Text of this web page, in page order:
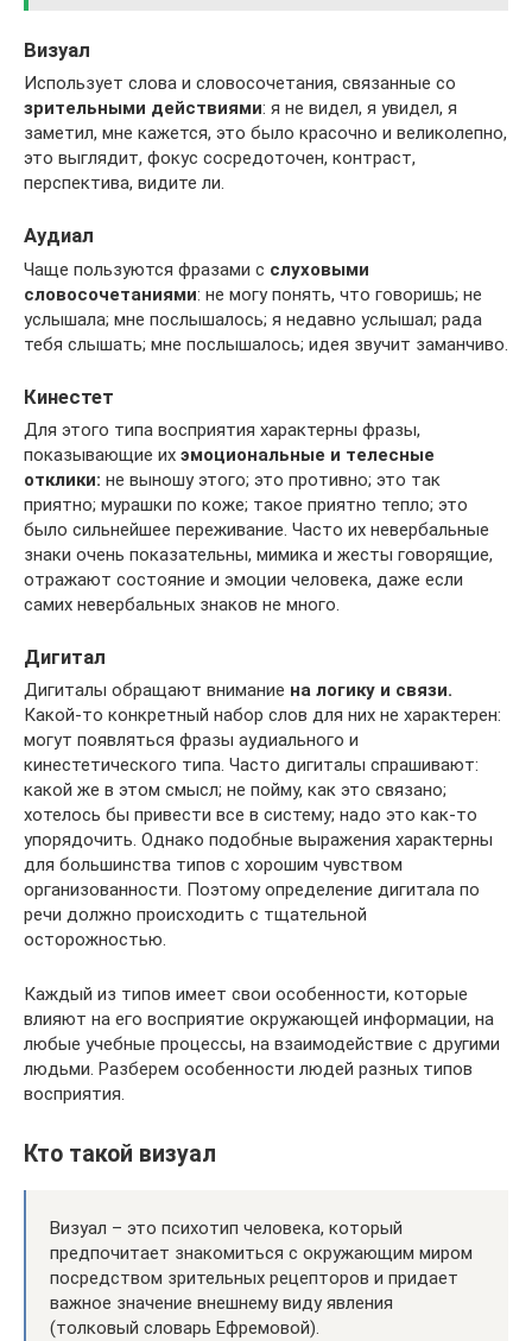
Визуал
Использует слова и словосочетания, связанные со
зрительными действиями: я не видел, я увидел, я
заметил, мне кажется, это было красочно и великолепно,
это выглядит, фокус сосредоточен, контраст,
перспектива, видите ли.
Аудиал
Чаще пользуются фразами с слуховыми
словосочетаниями: не могу понять, что говоришь; не
услышала; мне послышалось; я недавно услышал; рада
тебя слышать; мне послышалось; идея звучит заманчиво.
Кинестет
Для этого типа восприятия характерны фразы,
показывающие их эмоциональные и телесные
отклики: не выношу этого; это противно; это так
приятно; мурашки по коже; такое приятно тепло; это
было сильнейшее переживание. Часто их невербальные
знаки очень показательны, мимика и жесты говорящие,
отражают состояние и эмоции человека, даже если
самих невербальных знаков не много.
Дигитал
Дигиталы обращают внимание на логику и связи.
Какой-то конкретный набор слов для них не характерен:
могут появляться фразы аудиального и
кинестетического типа. Часто дигиталы спрашивают:
какой же в этом смысл; не пойму, как это связано;
хотелось бы привести все в систему; надо это как-то
упорядочить. Однако подобные выражения характерны
для большинства типов с хорошим чувством
организованности. Поэтому определение дигитала по
речи должно происходить с тщательной
осторожностью.
Каждый из типов имеет свои особенности, которые
влияют на его восприятие окружающей информации, на
любые учебные процессы, на взаимодействие с другими
людьми. Разберем особенности людей разных типов
восприятия.
Кто такой визуал
Визуал – это психотип человека, который
предпочитает знакомиться с окружающим миром
посредством зрительных рецепторов и придает
важное значение внешнему виду явления
(толковый словарь Ефремовой).